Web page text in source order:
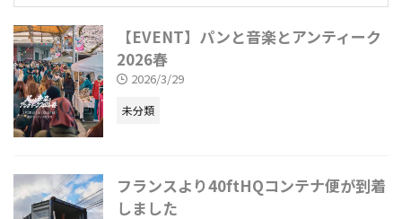
【EVENT】パンと音楽とアンティーク
2026春
2026/3/29
未分類
フランスより40ftHQコンテナ便が到着
しました